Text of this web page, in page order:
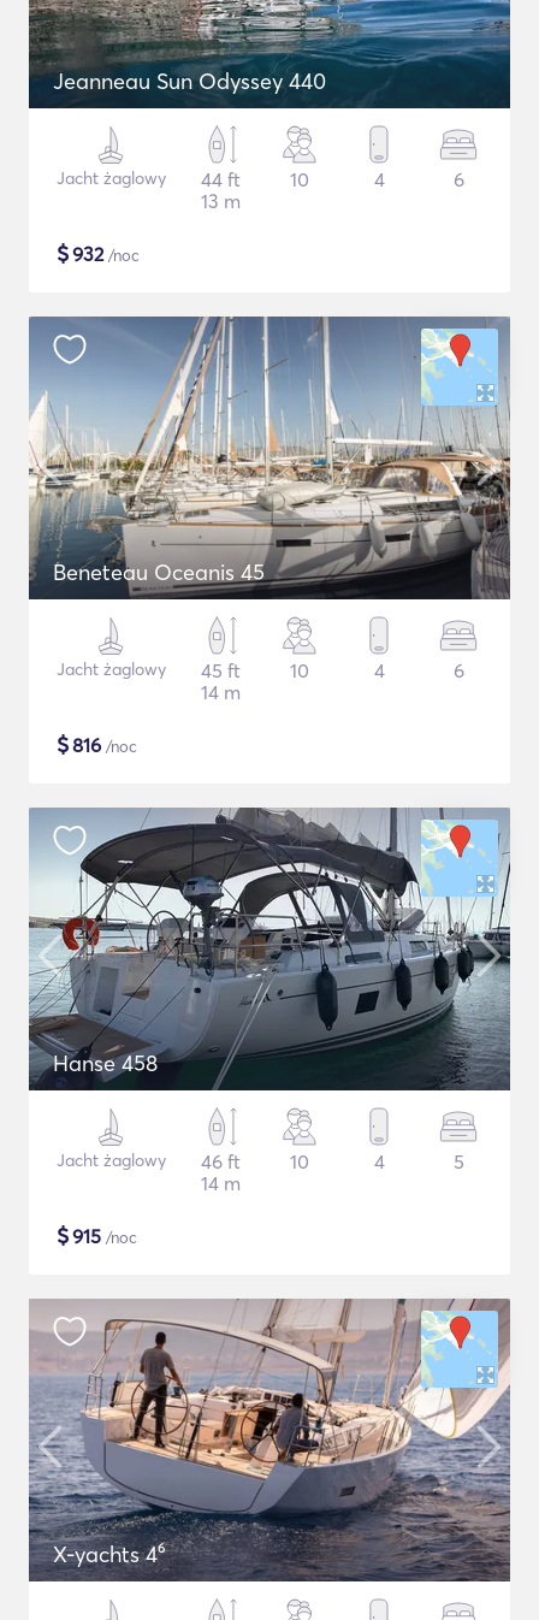
Jeanneau Sun Odyssey 440
Jacht żaglowy
44 ft
13 m
10 4 6
$932/noc
Beneteau Oceanis 45
Jacht żaglowy
45 ft
14 m
10 4 6
$816 /noc
Hanse 458
Jacht żaglowy
46 ft
14 m
10 4 5
$915 /noc
X-yachts 4⁶